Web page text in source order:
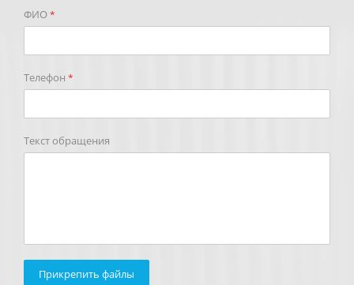
ФИО*
Телефон *
Текст обращения
Прикрепить файлы